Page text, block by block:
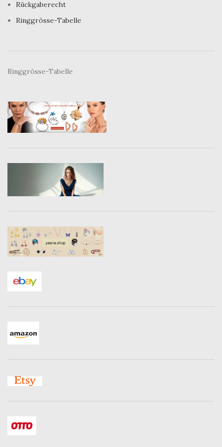
Rückgaberecht
Ringgrösse-Tabelle
Ringgrösse-Tabelle